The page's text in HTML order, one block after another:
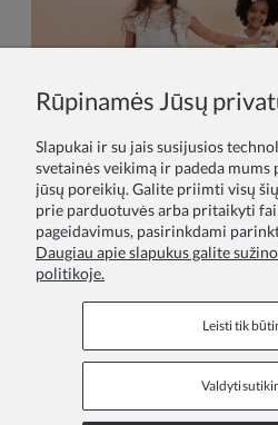
ZOYA Fashion - proginės
sukneles mergaitems,
komunijos suknelės,
Informaciniai puslapiai
Rūpinamės Jūsų
Slapukai ir su jais susijusios
svetainės veikimą ir padeda
jūsų poreikių. Galite priimti visų
prie parduotuvės arba pritaikyti
pageidavimus, pasirinkdami
Daugiau apie slapukus galite
politikoje.
Leisti tik
Valdyti